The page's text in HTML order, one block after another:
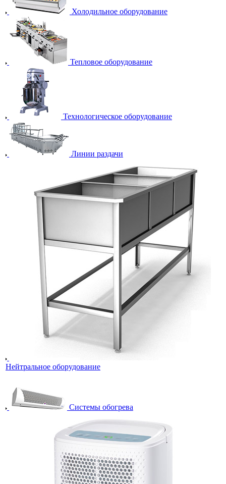
Холодильное оборудование
Тепловое оборудование
Технологическое оборудование
Линии раздачи
Нейтральное оборудование
Системы обогрева